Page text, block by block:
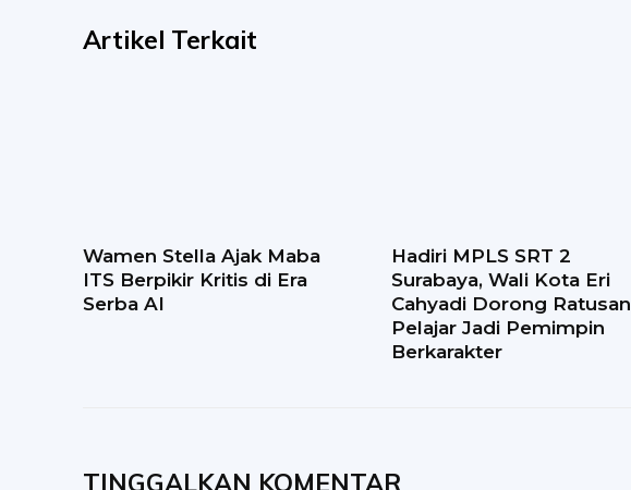
Artikel Terkait
Wamen Stella Ajak Maba
ITS Berpikir Kritis di Era
Serba AI
Hadiri MPLS SRT 2
Surabaya, Wali Kota Eri
Cahyadi Dorong Ratusan
Pelajar Jadi Pemimpin
Berkarakter
TINGGALKAN KOMENTAR